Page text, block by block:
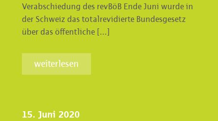
Verabschiedung des revBöB Ende Juni wurde in
der Schweiz das totalrevidierte Bundesgesetz
über das öffentliche [...]
weiterlesen
15. Juni 2020